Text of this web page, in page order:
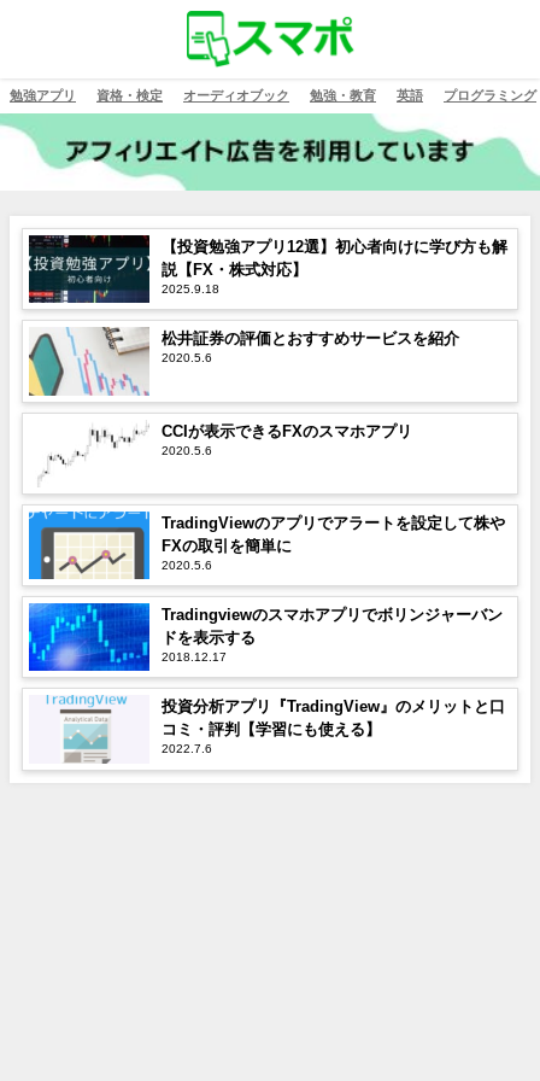
勉強アプリ 資格・検定 オーディオブック 勉強・教育 英語 プログラミング
【投資勉強アプリ12選】初心者向けに学び方も解
説【FX・株式対応】
2025.9.18
松井証券の評価とおすすめサービスを紹介
2020.5.6
CCIが表示できるFXのスマホアプリ
2020.5.6
TradingViewのアプリでアラートを設定して株や
FXの取引を簡単に
2020.5.6
Tradingviewのスマホアプリでボリンジャーバン
ドを表示する
2018.12.17
投資分析アプリ『TradingView』のメリットと口
コミ・評判【学習にも使える】
2022.7.6